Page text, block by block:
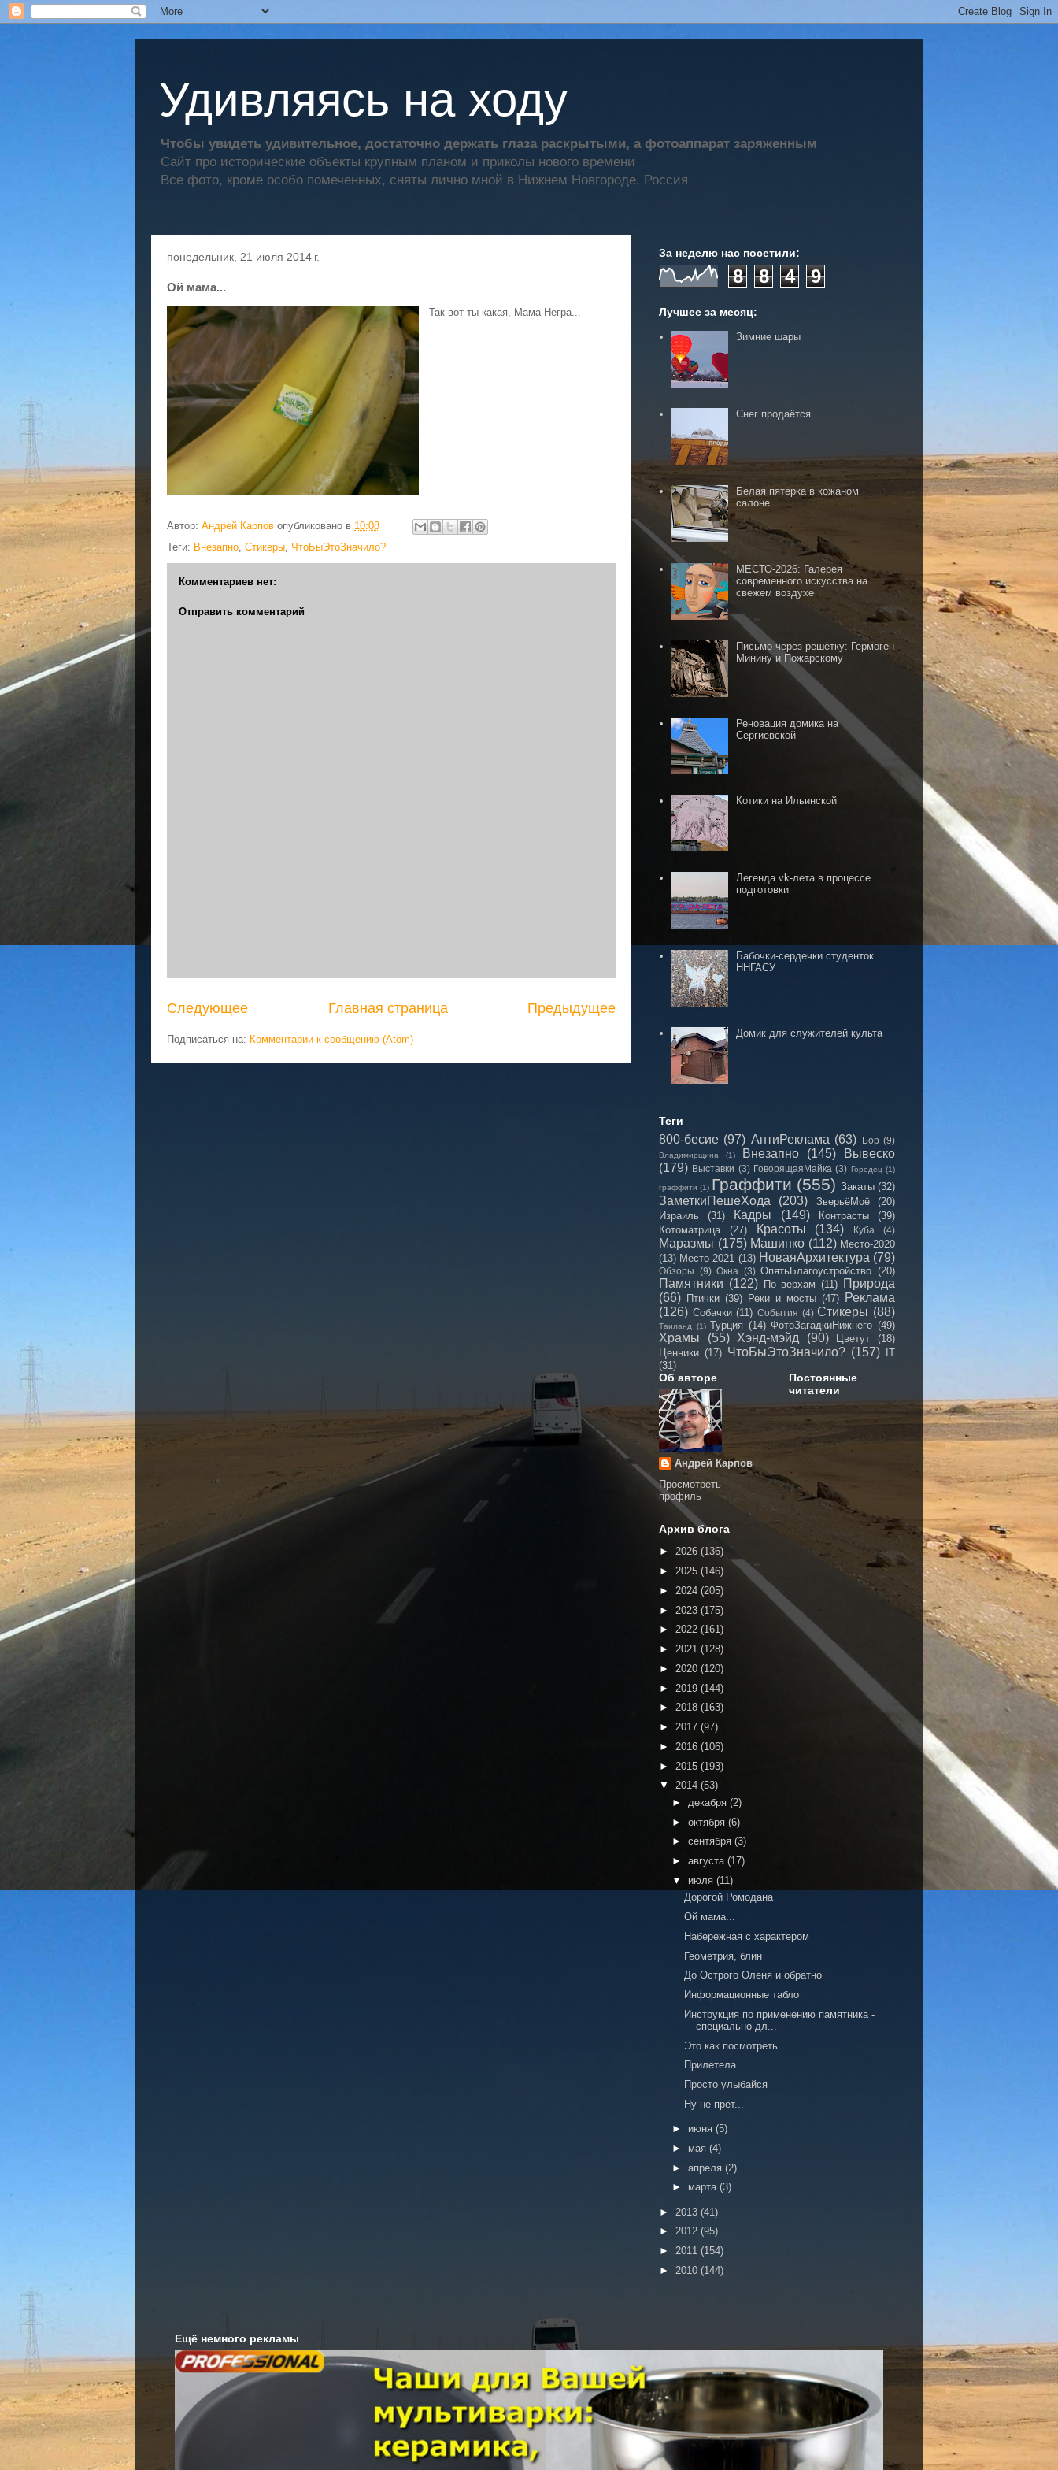
Удивляясь на ходу
Чтобы увидеть удивительное, достаточно держать глаза раскрытыми, а фотоаппарат заряженным
Сайт про исторические объекты крупным планом и приколы нового времени
Все фото, кроме особо помеченных, сняты лично мной в Нижнем Новгороде, Россия
понедельник, 21 июля 2014 г.
Ой мама...
Так вот ты какая, Мама Негра...
Автор: Андрей Карпов опубликовано в 10:08
Теги: Внезапно, Стикеры, ЧтоБыЭтоЗначило?
Комментариев нет:
Отправить комментарий
Следующее Предыдущее
Главная страница
Подписаться на: Комментарии к сообщению (Atom)
За неделю нас посетили:
8 8 4 9
Лучшее за месяц:
Зимние шары
Снег продаётся
Белая пятёрка в кожаном
салоне
МЕСТО-2026: Галерея
современного искусства на
свежем воздухе
Письмо через решётку: Гермоген
Минину и Пожарскому
Реновация домика на
Сергиевской
Котики на Ильинской
Легенда vk-лета в процессе
подготовки
Бабочки-сердечки студенток
ННГАСУ
Домик для служителей культа
Теги
800-бесие (97) АнтиРеклама (63) Бор (9)
Владимирщина (1) Внезапно (145)
Вывеско
(179) Выставки (3) ГоворящаяМайка (3) Городец (1)
граффити (1) Граффити (555) Закаты (32)
ЗаметкиПешеХода (203) ЗверьёМоё
(20)
Израиль
(31) Кадры (149) Контрасты
(39)
Котоматрица
(27) Красоты (134) Куба (4)
Маразмы (175) Машинко (112) Место-2020
(13) Место-2021 (13) НоваяАрхитектура (79)
Обзоры (9) Окна (3) ОпятьБлагоустройство (20)
Памятники (122) По верхам (11) Природа
(66) Птички (39) Реки и мосты (47) Реклама
(126) Собачки (11) События (4) Стикеры (88)
Таиланд (1) Турция (14) ФотоЗагадкиНижнего (49)
Храмы (55) Хэнд-мэйд (90) Цветут
(18)
Ценники (17) ЧтоБыЭтоЗначило? (157)
IT
(31)
Об авторе
Андрей Карпов
Просмотреть
профиль
Постоянные
читатели
Архив блога
► 2026 (136)
► 2025 (146)
► 2024 (205)
► 2023 (175)
► 2022 (161)
► 2021 (128)
► 2020 (120)
► 2019 (144)
► 2018 (163)
► 2017 (97)
► 2016 (106)
► 2015 (193)
▼ 2014 (53)
► декабря (2)
► октября (6)
► сентября (3)
► августа (17)
▼ июля (11)
Дорогой Ромодана
Ой мама...
Набережная с характером
Геометрия, блин
До Острого Оленя и обратно
Информационные табло
Инструкция по применению памятника -
специально дл...
Это как посмотреть
Прилетела
Просто улыбайся
Ну не прёт...
► июня (5)
► мая (4)
► апреля (2)
► марта (3)
► 2013 (41)
► 2012 (95)
► 2011 (154)
► 2010 (144)
Ещё немного рекламы